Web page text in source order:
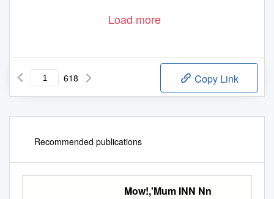
Load more
618 Copy Link
Recommended publications
Mow!,'Mum INN Nn